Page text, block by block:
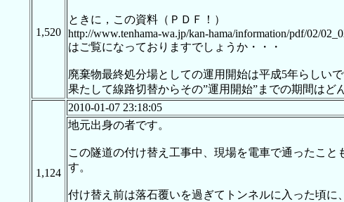
1,520
ときに，この資料（ＰＤＦ！）
http://www.tenhama-wa.jp/kan-hama/information/pdf/02/
はご覧になっておりますでしょうか・・・
廃棄物最終処分場としての運用開始は平成5年らしいで
果たして線路切替からその”運用開始”までの期間は
1,124
2010-01-07 23:18:05
地元出身の者です。
この隧道の付け替え工事中、現場を電車で通ったこ
す。
付け替え前は落石覆いを過ぎてトンネルに入った頃